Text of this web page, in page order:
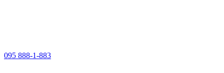
095 888-1-883